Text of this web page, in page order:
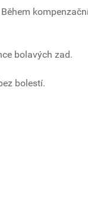
bolavých zad.
bolestí.